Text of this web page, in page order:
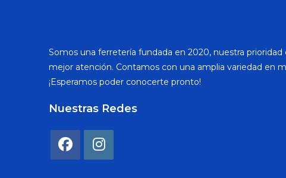
Somos una ferretería fundada en 2020, nuestra prioridad
mejor atención. Contamos con una amplia variedad en
¡Esperamos poder conocerte pronto!
Nuestras Redes